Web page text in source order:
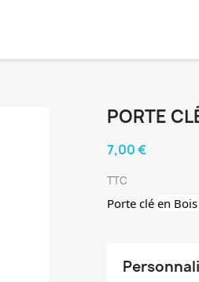
PORTE
7,00 €
TTC
Porte clé en